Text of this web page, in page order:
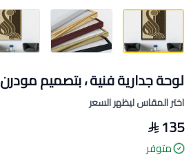
لوحة جدارية فنية ، بتصميم مودرن
اختر المقاس ليظهر السعر
135
متوفر